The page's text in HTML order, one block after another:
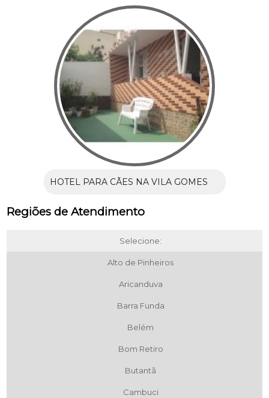
HOTEL PARA CÃES NA VILA GOMES
Regiões de Atendimento
Selecione:
Alto de Pinheiros
Aricanduva
Barra Funda
Belém
Bom Retiro
Butantã
Cambuci